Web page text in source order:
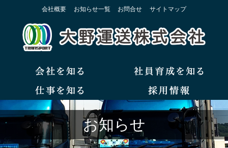
会社概要 お知らせ一覧 お問合せ サイトマップ
お知らせ